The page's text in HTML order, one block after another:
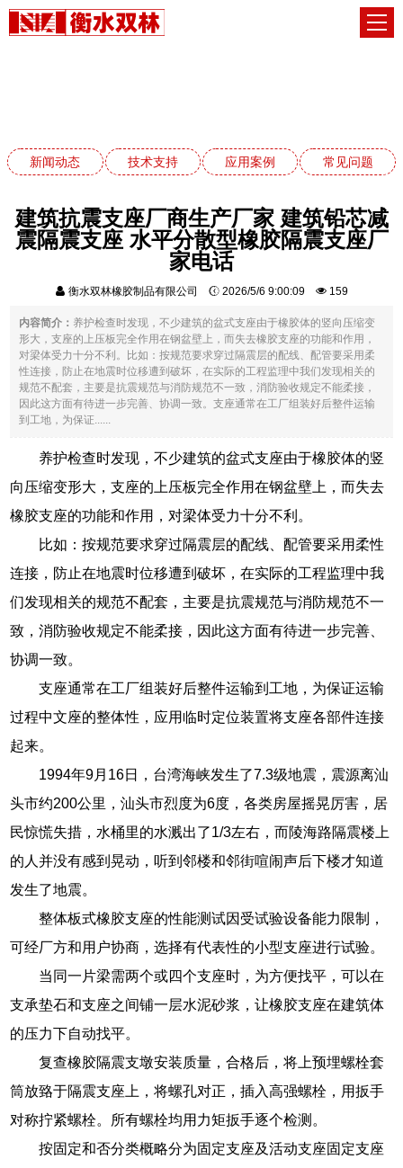
新闻动态 技术支持 应用案例 常见问题
建筑抗震支座厂商生产厂家 建筑铅芯减
震隔震支座 水平分散型橡胶隔震支座厂
家电话
衡水双林橡胶制品有限公司 2026/5/6 9:00:09 159
内容简介： 养护检查时发现，不少建筑的盆式支座由于橡胶体的竖向压缩变
形大，支座的上压板完全作用在钢盆壁上，而失去橡胶支座的功能和作用，
对梁体受力十分不利。比如：按规范要求穿过隔震层的配线、配管要采用柔
性连接，防止在地震时位移遭到破坏，在实际的工程监理中我们发现相关的
规范不配套，主要是抗震规范与消防规范不一致，消防验收规定不能柔接，
因此这方面有待进一步完善、协调一致。支座通常在工厂组装好后整件运输
到工地，为保证......
养护检查时发现，不少建筑的盆式支座由于橡胶体的竖
向压缩变形大，支座的上压板完全作用在钢盆壁上，而失去
橡胶支座的功能和作用，对梁体受力十分不利。
比如：按规范要求穿过隔震层的配线、配管要采用柔性
连接，防止在地震时位移遭到破坏，在实际的工程监理中我
们发现相关的规范不配套，主要是抗震规范与消防规范不一
致，消防验收规定不能柔接，因此这方面有待进一步完善、
协调一致。
支座通常在工厂组装好后整件运输到工地，为保证运输
过程中文座的整体性，应用临时定位装置将支座各部件连接
起来。
1994年9月16日，台湾海峡发生了7.3级地震，震源离汕
头市约200公里，汕头市烈度为6度，各类房屋摇晃厉害，居
民惊慌失措，水桶里的水溅出了1/3左右，而陵海路隔震楼上
的人并没有感到晃动，听到邻楼和邻街喧闹声后下楼才知道
发生了地震。
整体板式橡胶支座的性能测试因受试验设备能力限制，
可经厂方和用户协商，选择有代表性的小型支座进行试验。
当同一片梁需两个或四个支座时，为方便找平，可以在
支承垫石和支座之间铺一层水泥砂浆，让橡胶支座在建筑体
的压力下自动找平。
复查橡胶隔震支墩安装质量，合格后，将上预埋螺栓套
筒放臵于隔震支座上，将螺孔对正，插入高强螺栓，用扳手
对称拧紧螺栓。所有螺栓均用力矩扳手逐个检测。
按固定和否分类概略分为固定支座及活动支座固定支座